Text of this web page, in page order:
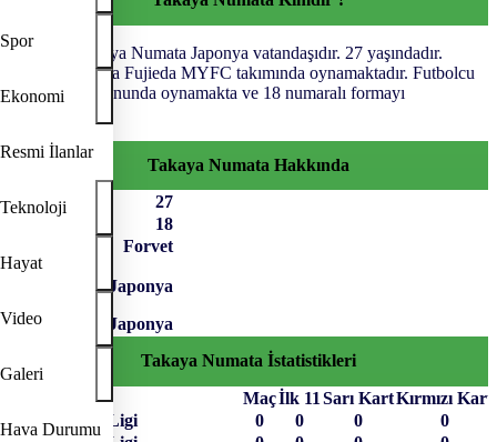
Spor
Ekonomi
Resmi İlanlar
Teknoloji
Hayat
Video
Galeri
Hava Durumu
Futbolcu Takaya Numata Japonya vatandaşıdır. 27 yaşındadır.
Takaya Numata Fujieda MYFC takımında oynamaktadır. Futbolcu
Forvet pozisyonunda oynamakta ve 18 numaralı formayı
Takaya Numata Hakkında
Yaş
27
18
Forvet
Japonya
Takaya Numata İstatistikleri
Maçİlk 11 Sarı KartKırmızı Kart
Japonya J-2 Ligi
0 0 0
0